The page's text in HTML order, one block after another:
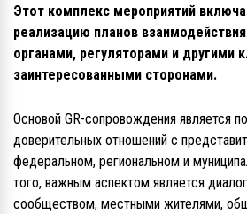
Этот комплекс мероприятий
реализацию планов
органами, регуляторами и другими
заинтересованными сторонами.
Основой GR-сопровождения является
доверительных отношений с
федеральном, региональном и
того, важным аспектом является
сообществом, местными жителями,